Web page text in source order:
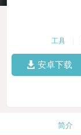
工具
安卓下载
简介